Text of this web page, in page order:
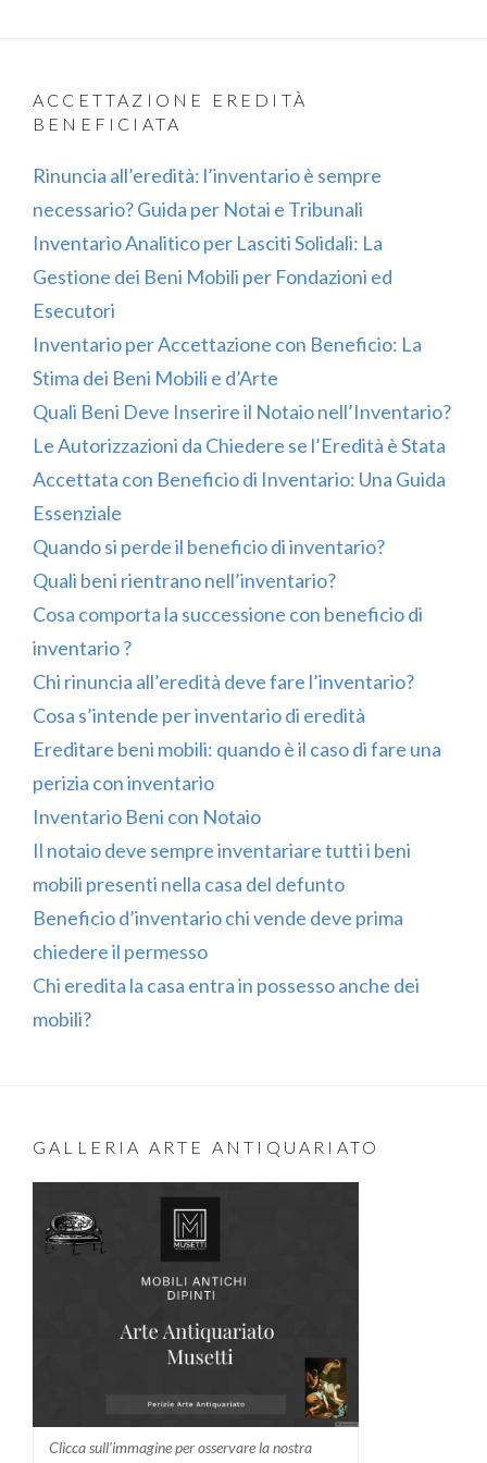
ACCETTAZIONE EREDITÀ
BENEFICIATA
Rinuncia all’eredità: l’inventario è sempre
necessario? Guida per Notai e Tribunali
Inventario Analitico per Lasciti Solidali: La
Gestione dei Beni Mobili per Fondazioni ed
Esecutori
Inventario per Accettazione con Beneficio: La
Stima dei Beni Mobili e d’Arte
Quali Beni Deve Inserire il Notaio nell’Inventario?
Le Autorizzazioni da Chiedere se l’Eredità è Stata
Accettata con Beneficio di Inventario: Una Guida
Essenziale
Quando si perde il beneficio di inventario?
Quali beni rientrano nell’inventario?
Cosa comporta la successione con beneficio di
inventario ?
Chi rinuncia all’eredità deve fare l’inventario?
Cosa s’intende per inventario di eredità
Ereditare beni mobili: quando è il caso di fare una
perizia con inventario
Inventario Beni con Notaio
Il notaio deve sempre inventariare tutti i beni
mobili presenti nella casa del defunto
Beneficio d’inventario chi vende deve prima
chiedere il permesso
Chi eredita la casa entra in possesso anche dei
mobili?
GALLERIA ARTE ANTIQUARIATO
Clicca sull'immagine per osservare la nostra